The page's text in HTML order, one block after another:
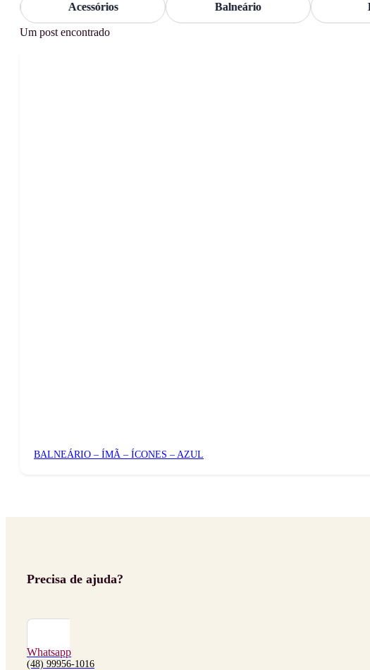
Acessórios Balneário
Um post encontrado
BALNEÁRIO – ÍMÃ – ÍCONES – AZUL
Precisa de ajuda?
Whatsapp
(48) 99956-1016